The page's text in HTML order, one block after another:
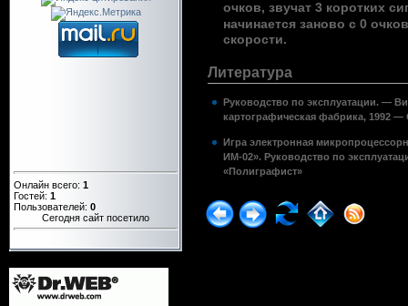
Онлайн всего: 1
Гостей: 1
Пользователей: 0
Сегодня сайт посетило
очков, звучат 3 коротких
начинается заново с 0
скорости.
Литература
Руководство по эксплуатации. —
картографическая фабрика, 1992 —
Игра электронная
ИМ-02». Руководство по
«Полиграфист»